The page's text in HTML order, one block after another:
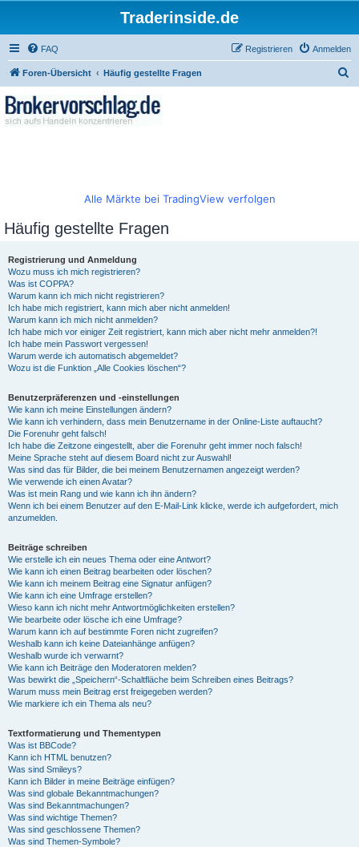
Traderinside.de
FAQ Anmelden
Registrieren
Foren-Übersicht Häufig gestellte Fragen
Alle Märkte bei TradingView verfolgen
Häufig gestellte Fragen
Registrierung und Anmeldung
Wozu muss ich mich registrieren?
Was ist COPPA?
Warum kann ich mich nicht registrieren?
Ich habe mich registriert, kann mich aber nicht anmelden!
Warum kann ich mich nicht anmelden?
Ich habe mich vor einiger Zeit registriert, kann mich aber nicht mehr anmelden?!
Ich habe mein Passwort vergessen!
Warum werde ich automatisch abgemeldet?
Wozu ist die Funktion „Alle Cookies löschen“?
Benutzerpräferenzen und -einstellungen
Wie kann ich meine Einstellungen ändern?
Wie kann ich verhindern, dass mein Benutzername in der Online-Liste auftaucht?
Die Forenuhr geht falsch!
Ich habe die Zeitzone eingestellt, aber die Forenuhr geht immer noch falsch!
Meine Sprache steht auf diesem Board nicht zur Auswahl!
Was sind das für Bilder, die bei meinem Benutzernamen angezeigt werden?
Wie verwende ich einen Avatar?
Was ist mein Rang und wie kann ich ihn ändern?
Wenn ich bei einem Benutzer auf den E-Mail-Link klicke, werde ich aufgefordert, mich
anzumelden.
Beiträge schreiben
Wie erstelle ich ein neues Thema oder eine Antwort?
Wie kann ich einen Beitrag bearbeiten oder löschen?
Wie kann ich meinem Beitrag eine Signatur anfügen?
Wie kann ich eine Umfrage erstellen?
Wieso kann ich nicht mehr Antwortmöglichkeiten erstellen?
Wie bearbeite oder lösche ich eine Umfrage?
Warum kann ich auf bestimmte Foren nicht zugreifen?
Weshalb kann ich keine Dateianhänge anfügen?
Weshalb wurde ich verwarnt?
Wie kann ich Beiträge den Moderatoren melden?
Was bewirkt die „Speichern“-Schaltfläche beim Schreiben eines Beitrags?
Warum muss mein Beitrag erst freigegeben werden?
Wie markiere ich ein Thema als neu?
Textformatierung und Thementypen
Was ist BBCode?
Kann ich HTML benutzen?
Was sind Smileys?
Kann ich Bilder in meine Beiträge einfügen?
Was sind globale Bekanntmachungen?
Was sind Bekanntmachungen?
Was sind wichtige Themen?
Was sind geschlossene Themen?
Was sind Themen-Symbole?